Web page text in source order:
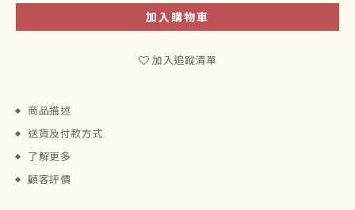
加入購物車
加入追蹤清單
商品描述
送貨及付款方式
了解更多
顧客評價